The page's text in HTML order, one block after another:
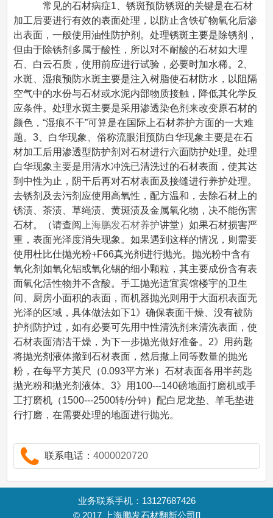
常见的石材病症1、锈斑预防锈斑的关键是在石材
加工后要进行有效的表面处理，以防止含铁矿物氧化后渗
出表面，一般使用油性防护剂。处理锈斑主要是除锈剂，
但由于除锈剂多属于酸性，所以对不耐酸的石材如大理
石、白云石质，使用前应进行试验，必要时加水稀。2、
水斑、湿痕预防水斑主要是注入树脂使石材防水，以阻隔
空气中的水份与石材或水泥内部物质接触，降低其化学反
应条件。处理水斑主要是采用渗透染色剂来改变原石材的
颜色，“湿痕不干”可算是在国际上石材养护方面的一大难
题。3、白华现象、俗称流眼泪预防白华现象主要是在石
材加工后用渗透型防护剂对石材进行六面防护处理。处理
白华现象主要是用清水冲洗已清洗过的石材表面，使其达
到中性为止，阴干后再对石材表面及接缝进行养护处理。
去锈剂及去污剂应使用高氧性，配方温和，去除石材上的
锈渍、茶渍、草绳渍、黄斑渍及金属氧化物，决不能伤害
石材。（请查阅 上海鹏发石材养护讲堂）如果石材损害严
重，表面光泽度消失现象。如果遇到这样的情况，则需要
使用杜比仕抛光粉+F66真光剂进行抛光。抛光粉中含有
氧化剂如氧化铝或氧化锡的细小颗粒，其主要成份含有表
面氧化活性物并不含酸。手工抛光适宜宾馆楼宇的卫生
间、厨房小面积的表面，而机器抛光则用于大面积表面无
光泽的区域，具体做法如下1》确保表面干燥、没有被防
护剂防护过，如有必要可先用中性清洗剂来清洗表面，使
石材表面清洁干燥，为下一步抛光做好准备。2》用药匙
将抛光剂液体撤到石材表面，然后撒上同等数量的抛光
粉，在每平方英尺（0.093平方米）石材表面各用半药匙
抛光粉和抛光剂液体。3》用100---140磅地面打磨机或手
工打磨机（1500---2500转/分钟）配白尼龙垫、羊毛垫进
行打磨，在需要处理的地面进行抛光。
联系电话：4000020720
业务联系手机：13127687426
© 2017
上海鹏发石材翻新公司[]